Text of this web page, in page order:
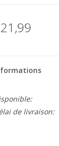
de livraison: